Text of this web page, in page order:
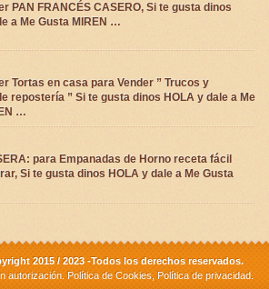
PAN FRANCÉS CASERO, Si te gusta dinos
a Me Gusta MIREN …
Tortas en casa para Vender ” Trucos y
repostería ” Si te gusta dinos HOLA y dale a Me
…
para Empanadas de Horno receta fácil
Si te gusta dinos HOLA y dale a Me Gusta
2015 / 2023 -Todos los derechos reservados.
autorización. Política de Cookies, Política de privacidad.